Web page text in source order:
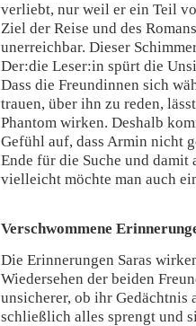
verliebt, nur weil er ein Teil
Ziel der Reise und des
unerreichbar. Dieser
Der:die Leser:in spürt die
Dass die Freundinnen sich
trauen, über ihn zu reden,
Phantom wirken. Deshalb
Gefühl auf, dass Armin nicht
Ende für die Suche und
vielleicht möchte man auch
Verschwommene
Die Erinnerungen Saras
Wiedersehen der beiden
unsicherer, ob ihr
schließlich alles sprengt und